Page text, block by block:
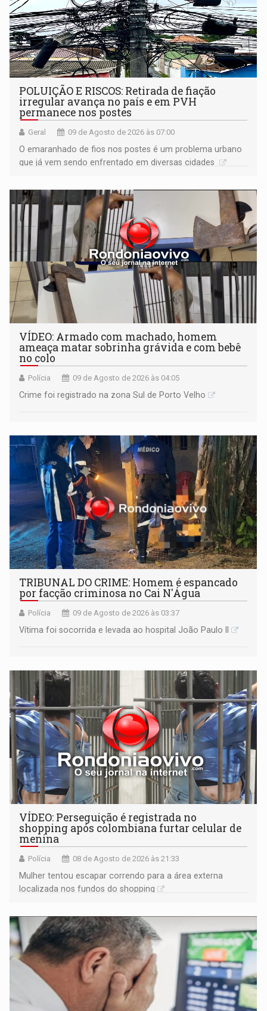
POLUIÇÃO E RISCOS: Retirada de fiação
irregular avança no país e em PVH
permanece nos postes
Geral 09 de Agosto de 2026 às 07:00
O emaranhado de fios nos postes é um problema urbano
que já vem sendo enfrentado em diversas cidades
VÍDEO: Armado com machado, homem
ameaça matar sobrinha grávida e com bebê
no colo
Polícia 09 de Agosto de 2026 às 04:05
Crime foi registrado na zona Sul de Porto Velho
TRIBUNAL DO CRIME: Homem é espancado
por facção criminosa no Cai N'Água
Polícia 09 de Agosto de 2026 às 03:37
Vítima foi socorrida e levada ao hospital João Paulo II
VÍDEO: Perseguição é registrada no
shopping após colombiana furtar celular de
menina
Polícia 08 de Agosto de 2026 às 21:33
Mulher tentou escapar correndo para a área externa
localizada nos fundos do shopping